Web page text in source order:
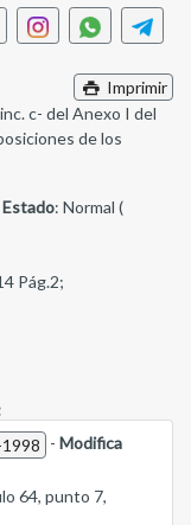
Imprimir
c- del Anexo I del
de los
Estado: Normal (
Pág.2;
- Modifica
64, punto 7,